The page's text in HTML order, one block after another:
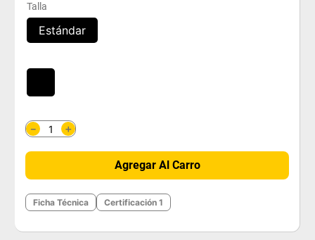
Talla
Estándar
＋
－
Agregar Al Carro
Ficha Técnica Certificación 1